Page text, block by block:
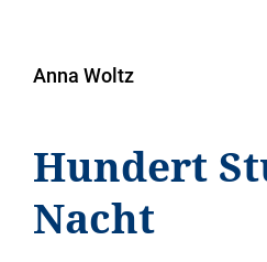
Anna Woltz
Hundert
Nacht